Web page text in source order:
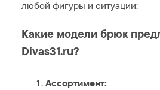
любой фигуры и ситуации:
Какие модели брюк
Divas31.ru?
Ассортимент: